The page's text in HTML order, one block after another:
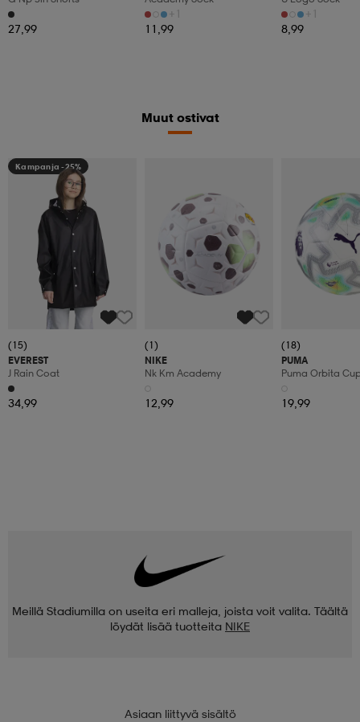
27,99
+1
11,99
+1
8,99
Muut ostivat
Kampanja -25%
(15)
EVEREST
J Rain Coat
34,99
(1)
NIKE
Nk Km Academy
12,99
(18)
PUMA
Puma Orbita
19,99
Meillä Stadiumilla on useita eri malleja, joista voit valita. Täältä
löydät lisää tuotteita NIKE
Asiaan liittyvä sisältö